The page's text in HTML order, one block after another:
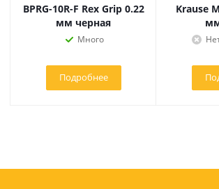
BPRG-10R-F Rex Grip 0.22
мм черная
Много
Подробнее
Krause